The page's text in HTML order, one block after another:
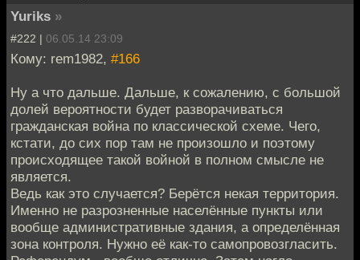
Yuriks »
#222 | 06.05.14 23:09
Кому: rem1982, #166
Ну а что дальше. Дальше, к сожалению, с большой
долей вероятности будет разворачиваться
гражданская война по классической схеме. Чего,
кстати, до сих пор там не произошло и поэтому
происходящее такой войной в полном смысле не
является.
Ведь как это случается? Берётся некая территория.
Именно не разрозненные населённые пункты или
вообще административные здания, а определённая
зона контроля. Нужно её как-то самопровозгласить.